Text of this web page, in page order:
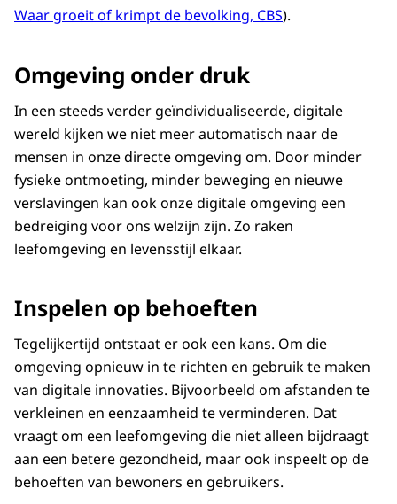
Waar groeit of krimpt de bevolking, CBS).
Omgeving onder druk
In een steeds verder geïndividualiseerde, digitale
wereld kijken we niet meer automatisch naar de
mensen in onze directe omgeving om. Door minder
fysieke ontmoeting, minder beweging en nieuwe
verslavingen kan ook onze digitale omgeving een
bedreiging voor ons welzijn zijn. Zo raken
leefomgeving en levensstijl elkaar.
Inspelen op behoeften
Tegelijkertijd ontstaat er ook een kans. Om die
omgeving opnieuw in te richten en gebruik te maken
van digitale innovaties. Bijvoorbeeld om afstanden te
verkleinen en eenzaamheid te verminderen. Dat
vraagt om een leefomgeving die niet alleen bijdraagt
aan een betere gezondheid, maar ook inspeelt op de
behoeften van bewoners en gebruikers.